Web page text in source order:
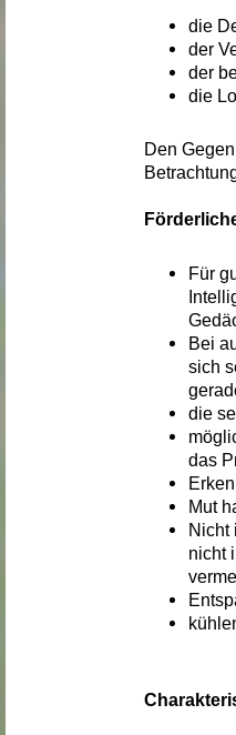
die
der
der
die
Den
Für
Bei
sich
die
das
Mut
Nicht
nicht